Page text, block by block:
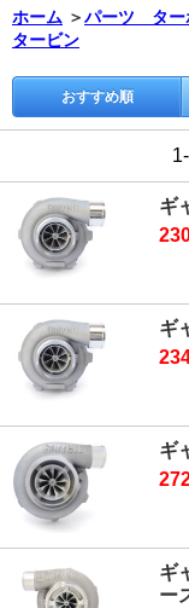
ホーム ＞パーツ ター
タービン
おすすめ順
ギ
ギ
ギ
ギ
ー